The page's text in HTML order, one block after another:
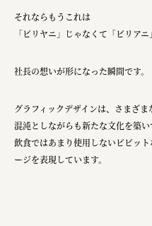
株式会社 照沼
株式会社クイーンピスタ
JR東日本クロスステー
株式会社ハッチ
株式会社リブロプラス
それならもうこれは
「ビリヤニ」じゃなくて「ビリアニ
社長の想いが形になった瞬間です。
グラフィックデザインは、さまざま
混沌としながらも新たな文化を築い
飲食ではあまり使用しないビビッ
ージを表現しています。